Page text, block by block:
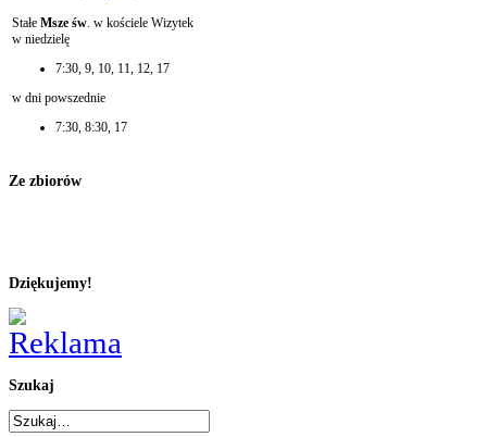
Stałe Msze św. w kościele Wizytek
w niedzielę
7:30, 9, 10, 11, 12, 17
w dni powszednie
7:30, 8:30, 17
Ze zbiorów
Dziękujemy!
Szukaj